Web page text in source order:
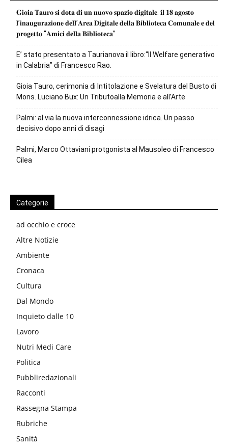
𝐆𝐢𝐨𝐢𝐚 𝐓𝐚𝐮𝐫𝐨 𝐬𝐢 𝐝𝐨𝐭𝐚 𝐝𝐢 𝐮𝐧 𝐧𝐮𝐨𝐯𝐨 𝐬𝐩𝐚𝐳𝐢𝐨 𝐝𝐢𝐠𝐢𝐭𝐚𝐥𝐞: 𝐢𝐥 𝟏𝟖 𝐚𝐠𝐨𝐬𝐭𝐨
𝐥’𝐢𝐧𝐚𝐮𝐠𝐮𝐫𝐚𝐳𝐢𝐨𝐧𝐞 𝐝𝐞𝐥𝐥’𝐀𝐫𝐞𝐚 𝐃𝐢𝐠𝐢𝐭𝐚𝐥𝐞 𝐝𝐞𝐥𝐥𝐚 𝐁𝐢𝐛𝐥𝐢𝐨𝐭𝐞𝐜𝐚 𝐂𝐨𝐦𝐮𝐧𝐚𝐥𝐞 𝐞 𝐝𝐞𝐥
𝐩𝐫𝐨𝐠𝐞𝐭𝐭𝐨 “𝐀𝐦𝐢𝐜𝐢 𝐝𝐞𝐥𝐥𝐚 𝐁𝐢𝐛𝐥𝐢𝐨𝐭𝐞𝐜𝐚”
E’ stato presentato a Taurianova il libro:“Il Welfare generativo
in Calabria” di Francesco Rao.
Gioia Tauro, cerimonia di Intitolazione e Svelatura del Busto di
Mons. Luciano Bux: Un Tributoalla Memoria e all’Arte
Palmi: al via la nuova interconnessione idrica. Un passo
decisivo dopo anni di disagi
Palmi, Marco Ottaviani protgonista al Mausoleo di Francesco
Cilea
Categorie
ad occhio e croce
Altre Notizie
Ambiente
Cronaca
Cultura
Dal Mondo
Inquieto dalle 10
Lavoro
Nutri Medi Care
Politica
Pubbliredazionali
Racconti
Rassegna Stampa
Rubriche
Sanità